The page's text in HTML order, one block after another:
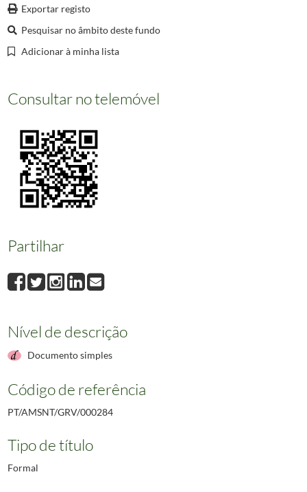
000287
A Pena em Cintra – Chateau de Pena à Cintra [Material gráfico] / João
(...)
Exportar registo
Pesquisar no âmbito deste fundo
Adicionar à minha lista
Consultar no telemóvel
Partilhar
Nível de descrição
Documento simples
Código de referência
PT/AMSNT/GRV/000284
Tipo de título
Formal